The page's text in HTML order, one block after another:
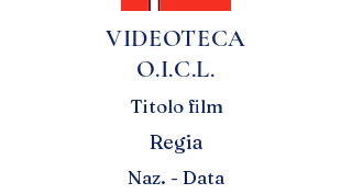
VIDEOTECA
O.I.C.L.
Titolo film
Regia
Naz. - Data